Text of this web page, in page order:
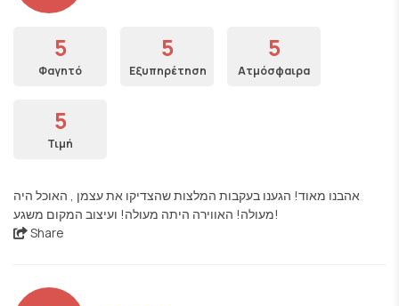
5
Φαγητό
5
Εξυπηρέτηση
5
Ατμόσφαιρα
5
Τιμή
אהבנו מאוד! הגענו בעקבות המלצות שהצדיקו את עצמן , האוכל היה
מעולה! האווירה היתה מעולה! ועיצוב המקום משגע!
Share